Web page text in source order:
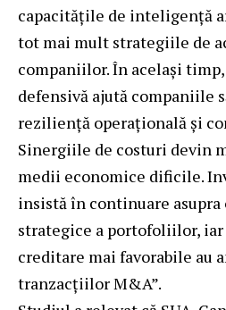
capacitățile de inteligență
tot mai mult strategiile de
companiilor. În același
defensivă ajută companiile
reziliență operațională și
Sinergiile de costuri devin
medii economice dificile.
insistă în continuare
strategice a portofoliilor,
creditare mai favorabile au
tranzacțiilor M&A”.